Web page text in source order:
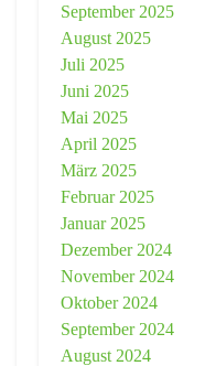
September 2025
August 2025
Juli 2025
Juni 2025
Mai 2025
April 2025
März 2025
Februar 2025
Januar 2025
Dezember 2024
November 2024
Oktober 2024
September 2024
August 2024